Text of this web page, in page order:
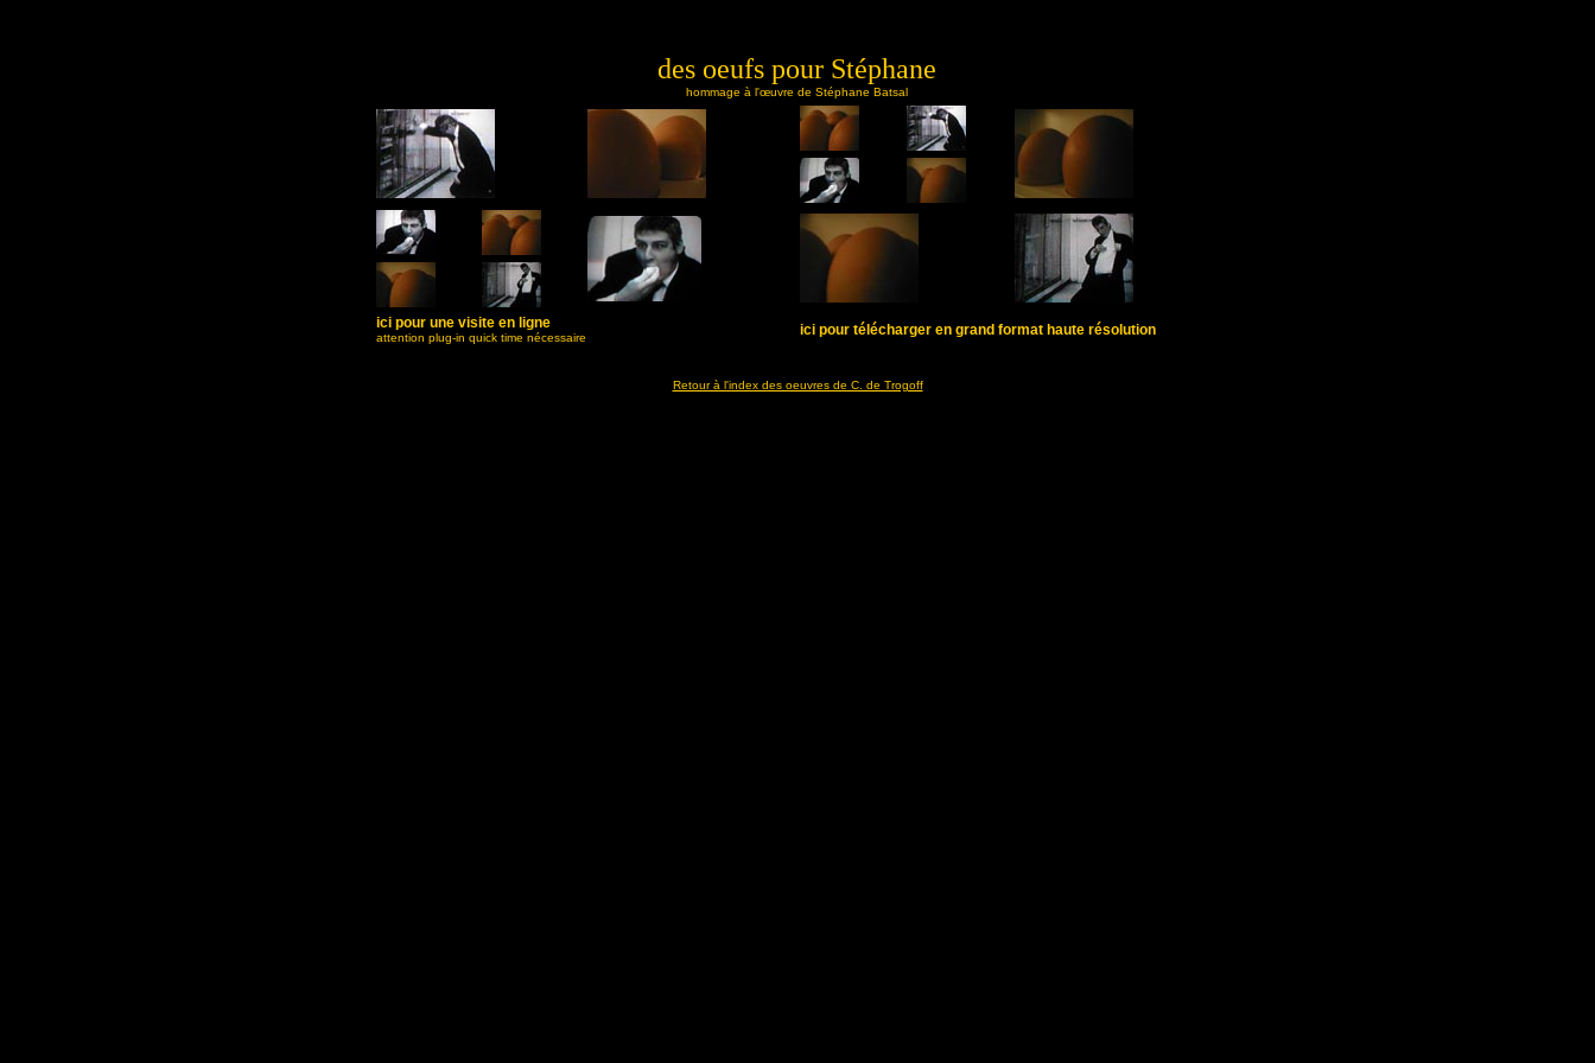
des oeufs pour Stéphane
hommage à l'œuvre de Stéphane Batsal
ici pour une visite en ligne
attention plug-in quick time nécessaire ici pour télécharger en grand format haute résolution
Retour à l'index des oeuvres de C. de Trogoff